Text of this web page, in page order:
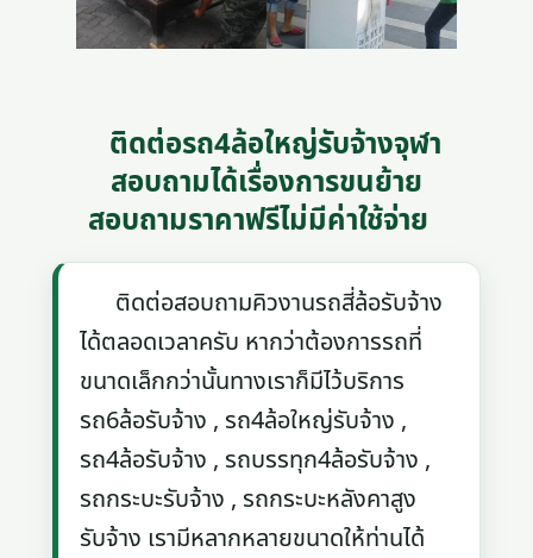
ติดต่อรถ4ล้อใหญ่รับจ้างจุฬา
สอบถามได้เรื่องการขนย้าย
สอบถามราคาฟรีไม่มีค่าใช้จ่าย
ติดต่อสอบถามคิวงานรถสี่ล้อรับจ้าง
ได้ตลอดเวลาครับ หากว่าต้องการรถที่
ขนาดเล็กกว่านั้นทางเราก็มีไว้บริการ
รถ6ล้อรับจ้าง , รถ4ล้อใหญ่รับจ้าง ,
รถ4ล้อรับจ้าง , รถบรรทุก4ล้อรับจ้าง ,
รถกระบะรับจ้าง , รถกระบะหลังคาสูง
รับจ้าง เรามีหลากหลายขนาดให้ท่านได้